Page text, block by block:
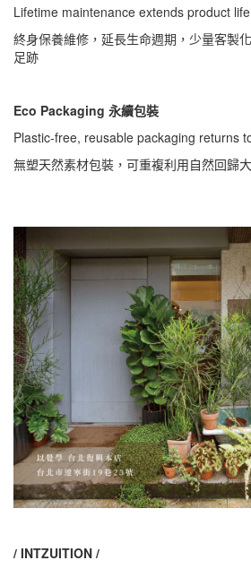
Lifetime maintenance extends product
終身保養維修，延長生命週期，少量客製
足跡
Eco Packaging 永續包裝
Plastic-free, reusable packaging returns
無塑天然素材包裝，可重複利用自然回歸
/ INTZUITION /